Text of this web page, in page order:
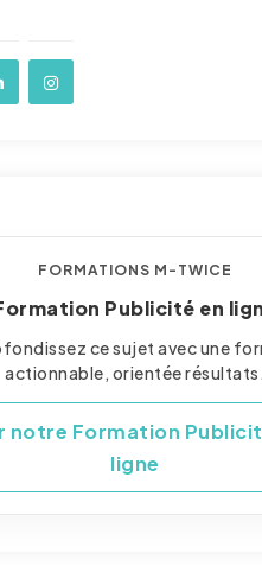
FORMATIONS M-TWICE
Publicité en
ce sujet avec une
actionnable, orientée résultats.
notre Formation
ligne